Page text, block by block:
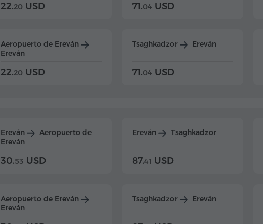
22.20 USD
Aeropuerto de Ereván
Ereván
22.20 USD
71.04 USD
Tsaghkadzor Ereván
71.04 USD
Ereván
Aeropuerto de
Ereván
30.53 USD
Aeropuerto de Ereván
Ereván
Ereván Tsaghkadzor
87.41 USD
Tsaghkadzor Ereván